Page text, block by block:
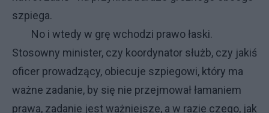
szpiega.
No i wtedy w grę wchodzi prawo łaski.
Stosowny minister, czy koordynator służb, czy jakiś
oficer prowadzący, obiecuje szpiegowi, który ma
ważne zadanie, by się nie przejmował łamaniem
prawa, zadanie jest ważniejsze, a w razie czego, jak